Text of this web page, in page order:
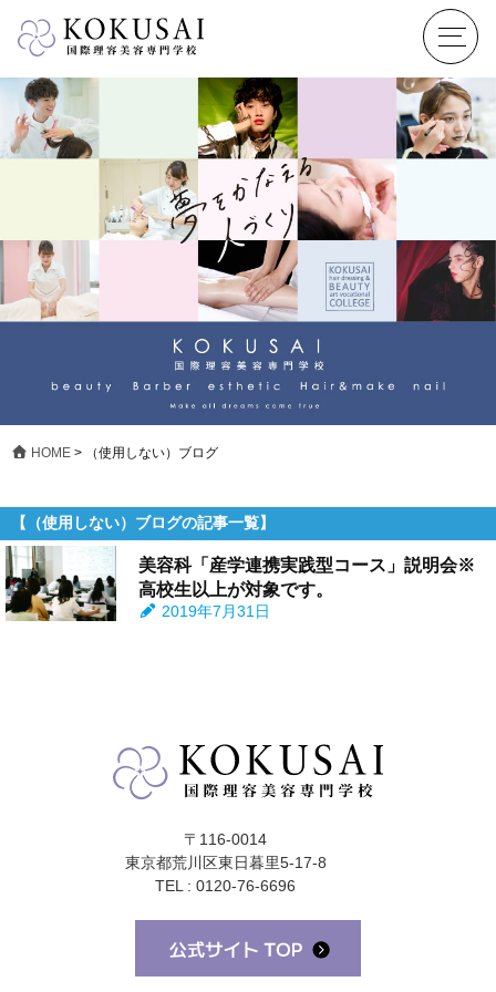
ンス(卒業生の活躍)
HOME > （使用しない）ブログ
【（使用しない）ブログの記事一覧】
美容科「産学連携実践型コース」説明会※
高校生以上が対象です。
2019年7月31日
〒116-0014
東京都荒川区東日暮里5-17-8
TEL : 0120-76-6696